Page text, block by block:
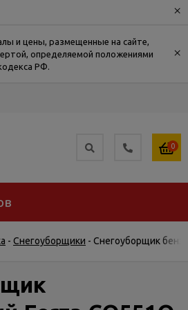
×
и цены, размещенные на сайте,
определяемой положениями
РФ.
×
0
- Снегоуборщики - Снегоуборщик